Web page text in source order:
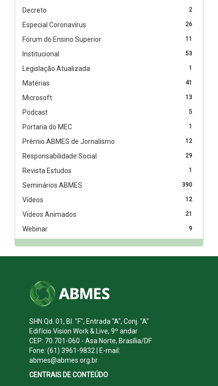
2
Decreto
26
Especial Coronavírus
11
Fórum do Ensino Superior
53
Institucional
1
Legislação Atualizada
41
Matérias
13
Microsoft
5
Podcast
1
Portaria do MEC
12
Prêmio ABMES de Jornalismo
29
Responsabilidade Social
1
Revista Estudos
390
Seminários ABMES
12
Vídeos
21
Vídeos Animados
9
Webinar
SHN Qd. 01, Bl. "F", Entrada "A", Conj. "A"
Edifício Vision Work & Live, 9º andar
CEP: 70.701-060 - Asa Norte, Brasília/DF
Fone: (61) 3961-9832 | E-mail:
abmes@abmes.org.br
CENTRAIS DE CONTEÚDO